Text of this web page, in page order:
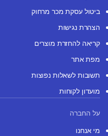
ביטול עסקת מכר מרחוק
הצהרת נגישות
קריאה להחזרת מוצרים
מפת אתר
תשובות לשאלות נפוצות
מועדון לקוחות
על החברה
מי אנחנו